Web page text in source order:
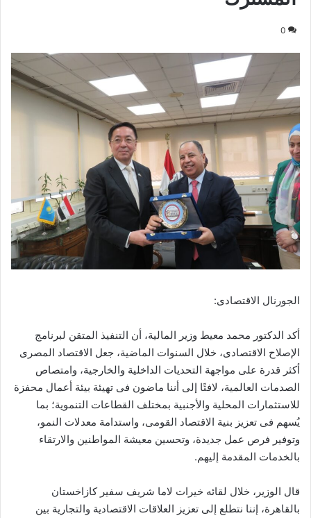
0
الجورنال الاقتصادى:
أكد الدكتور محمد معيط وزير المالية، أن التنفيذ المتقن لبرنامج
الإصلاح الاقتصادى، خلال السنوات الماضية، جعل الاقتصاد المصرى
أكثر قدرة على مواجهة التحديات الداخلية والخارجية، وامتصاص
الصدمات العالمية، لافتًا إلى أننا ماضون فى تهيئة بيئة أعمال محفزة
للاستثمارات المحلية والأجنبية بمختلف القطاعات التنموية؛ بما
يُسهم فى تعزيز بنية الاقتصاد القومى، واستدامة معدلات النمو،
وتوفير فرص عمل جديدة، وتحسين معيشة المواطنين والارتقاء
بالخدمات المقدمة إليهم.
قال الوزير، خلال لقائه خيرات لاما شريف سفير كازاخستان
بالقاهرة، إننا نتطلع إلى تعزيز العلاقات الاقتصادية والتجارية بين